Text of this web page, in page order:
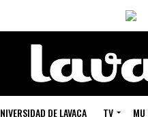
DE LAVACA TV MU